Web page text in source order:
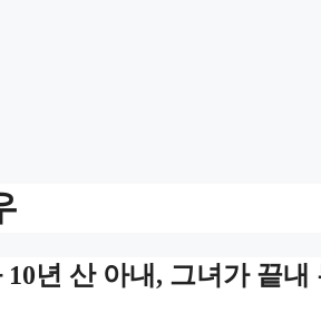
년 산 아내, 그녀가 끝내